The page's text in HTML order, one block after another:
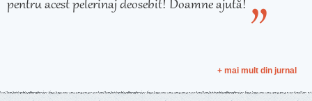
pentru acest pelerinaj deosebit! Doamne ajută!
+ mai mult din jurnal